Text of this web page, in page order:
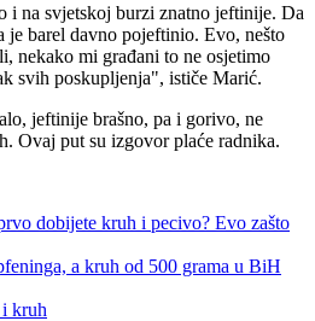
i na svjetskoj burzi znatno jeftinije. Da
je barel davno pojeftinio. Evo, nešto
nekako mi građani to ne osjetimo
svih poskupljenja", ističe Marić.
jeftinije brašno, pa i gorivo, ne
Ovaj put su izgovor plaće radnika.
dobijete kruh i pecivo? Evo zašto
a kruh od 500 grama u BiH
kruh